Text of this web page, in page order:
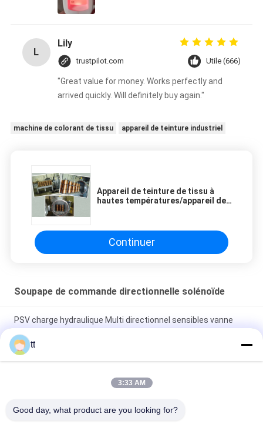
L
Lily
trustpilot.com Utile (666)
"Great value for money. Works perfectly and
arrived quickly. Will definitely buy again."
machine de colorant de tissu appareil de teinture industriel
Appareil de teinture de tissu à
hautes températures/appareil de
Continuer
Soupape de commande directionnelle solénoïde
PSV charge hydraulique Multi directionnel sensibles vanne
PSV
Vérifiez les soupapes de commande de circulation d'air de
manière G1/8 » G1/4 » pour le système de vide
tt
3:33 AM
Good day, what product are you looking for?